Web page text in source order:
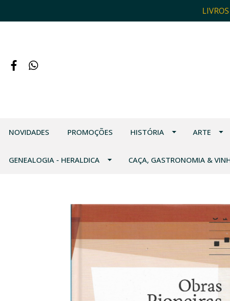
NOVIDADES PROMOÇÕES HISTÓRIA ARTE
GENEALOGIA - HERALDICA CAÇA, GASTRONOMIA &